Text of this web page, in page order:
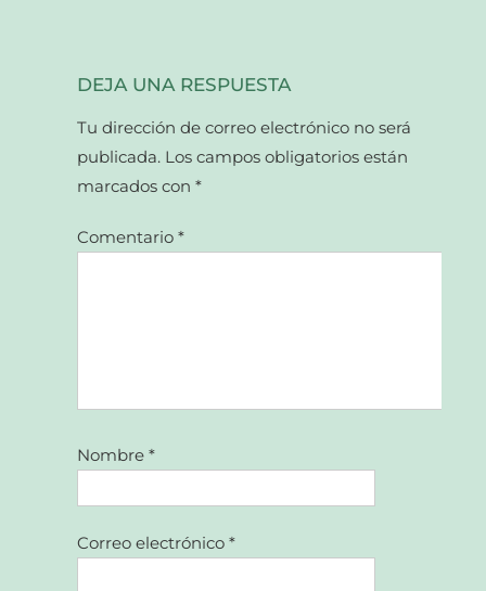
DEJA UNA RESPUESTA
Tu dirección de correo electrónico no será
publicada. Los campos obligatorios están
marcados con*
Comentario*
Nombre*
Correo electrónico*